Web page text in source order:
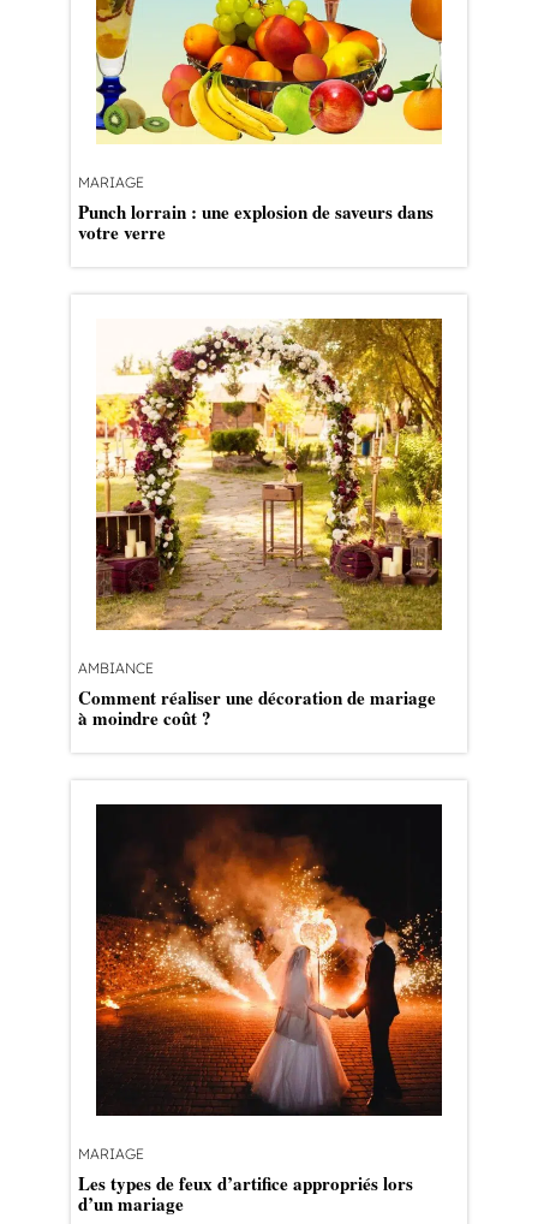
MARIAGE
Punch lorrain : une explosion de saveurs dans
votre verre
AMBIANCE
Comment réaliser une décoration de mariage
à moindre coût ?
MARIAGE
Les types de feux d’artifice appropriés lors
d’un mariage